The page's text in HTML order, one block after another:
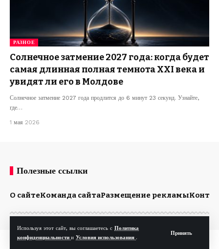
Используя этот сайт, вы соглашаетесь с Политика
конфиденциальности и Условия использования .
Принять
РАЗНОЕ
Солнечное затмение 2027 года: когда будет
самая длинная полная темнота XXI века и
увидят ли его в Молдове
Солнечное затмение 2027 года продлится до 6 минут 23 секунд. Узнайте,
где…
1 мая 2026
Полезные ссылки
О сайтеКоманда сайтаРазмещение рекламы
© Kp.md. Все права защищены.